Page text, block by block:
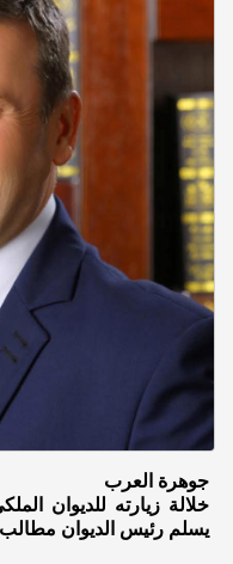
جوهرة العرب
خلالة زيارته للديوان
يسلم رئيس الديوان مطالب